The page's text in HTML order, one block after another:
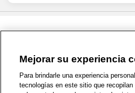
1-800-679-9691 | Contáctenos |
Política de Privacidad | WA Privacy
Mejorar su experiencia
Para brindarle una experiencia
tecnologías en este sitio que